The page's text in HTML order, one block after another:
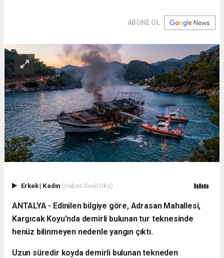
ABONE OL
Erkek| Kadın (Haberi Sesli Oku)
ANTALYA - Edinilen bilgiye göre, Adrasan Mahallesi,
Kargıcak Koyu'nda demirli bulunan tur teknesinde
henüz bilinmeyen nedenle yangın çıktı.
Uzun süredir koyda demirli bulunan tekneden